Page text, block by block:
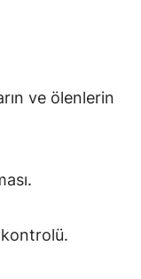
ve ölenlerin